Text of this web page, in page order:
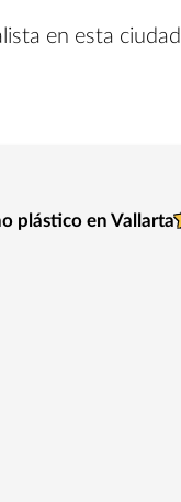
en esta ciudad
plástico en Vallarta